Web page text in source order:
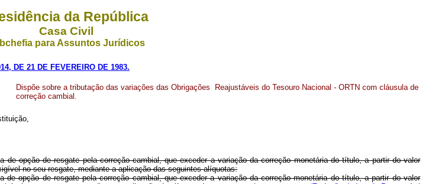
da República
Casa Civil
para Assuntos Jurídicos
DE 21 DE FEVEREIRO DE 1983.
Dispõe sobre a tributação das variações das Obrigações Reajustáveis do Tesouro Nacional - ORTN com cláusula de
correção cambial.
opção de resgate pela correção cambial, que exceder a variação da correção monetária do título, a partir do valor
no seu resgate, mediante a aplicação das seguintes alíquotas:
opção de resgate pela correção cambial, que exceder a variação da correção monetária do título, a partir do valor